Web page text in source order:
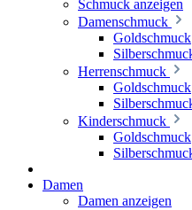
Schmuck anzeigen
Damenschmuck
Goldschmuck
Herrenschmuck
Goldschmuck
Kinderschmuck
Goldschmuck
Damen
Damen anzeigen